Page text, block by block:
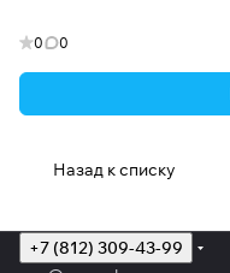
0 0
Назад к списку
+7 (812) 309-43-99